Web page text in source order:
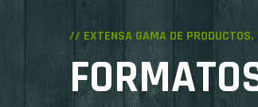
// EXTENSA GAMA DE